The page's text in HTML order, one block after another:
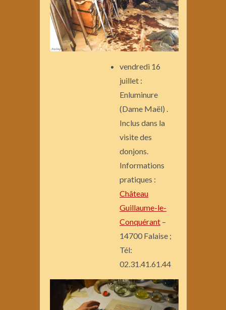
vendredi 16
juillet :
Enluminure
(Dame Maël) .
Inclus dans la
visite des
donjons.
Informations
pratiques :
Château
Guillaume-le-
Conquérant –
14700 Falaise ;
Tél:
02.31.41.61.44